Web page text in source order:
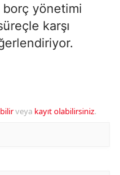
yönetimi
karşı
veya kayıt olabilirsiniz.